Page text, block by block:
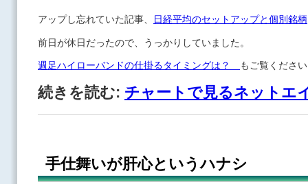
アップし忘れていた記事、 日経平均のセットアップと個別銘柄
前日が休日だったので、うっかりしていました。
週足ハイローバンドの仕掛るタイミングは？ もご覧くださ
続きを読む: チャートで見るネットエ
手仕舞いが肝心というハナシ